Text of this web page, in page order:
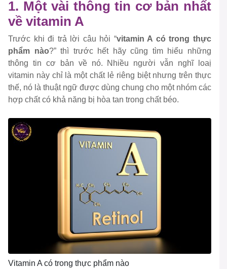
1. Một vài thông tin cơ bản nhất
về vitamin A
Trước khi đi trả lời câu hỏi “vitamin A có trong thực
phẩm nào?” thì trước hết hãy cũng tìm hiểu những
thông tin cơ bản về nó. Nhiều người vẫn nghĩ loaị
vitamin này chỉ là một chất lẻ riêng biệt nhưng trên thực
thế, nó là thuật ngữ được dùng chung cho một nhóm các
hợp chất có khả năng bị hòa tan trong chất béo.
Vitamin A có trong thực phẩm nào